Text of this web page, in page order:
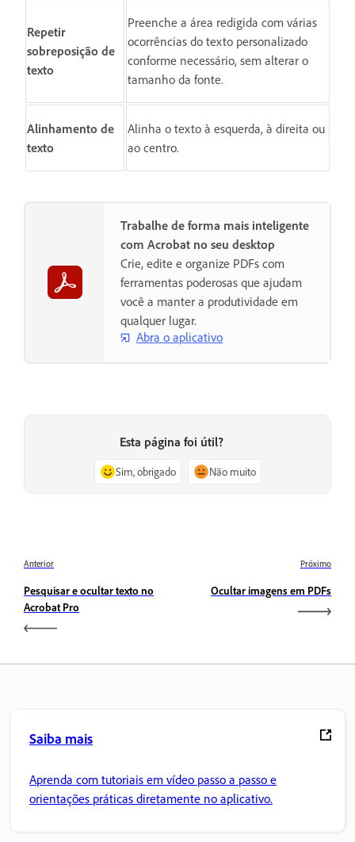
Repetir
sobreposição de
texto
Preenche a área redigida com várias
ocorrências do texto personalizado
conforme necessário, sem alterar o
tamanho da fonte.
Alinhamento de
texto
Alinha o texto à esquerda, à direita ou
ao centro.
Trabalhe de forma mais inteligente
com Acrobat no seu desktop
Crie, edite e organize PDFs com
ferramentas poderosas que ajudam
você a manter a produtividade em
qualquer lugar.
Abra o aplicativo
Esta página foi útil?
Sim, obrigado Não muito
Anterior
Pesquisar e ocultar texto no
Acrobat Pro
Próximo
Ocultar imagens em PDFs
Saiba mais
Aprenda com tutoriais em vídeo passo a passo e
orientações práticas diretamente no aplicativo.